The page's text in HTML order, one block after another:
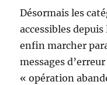
Désormais les
accessibles
enfin marcher
messages
« opération